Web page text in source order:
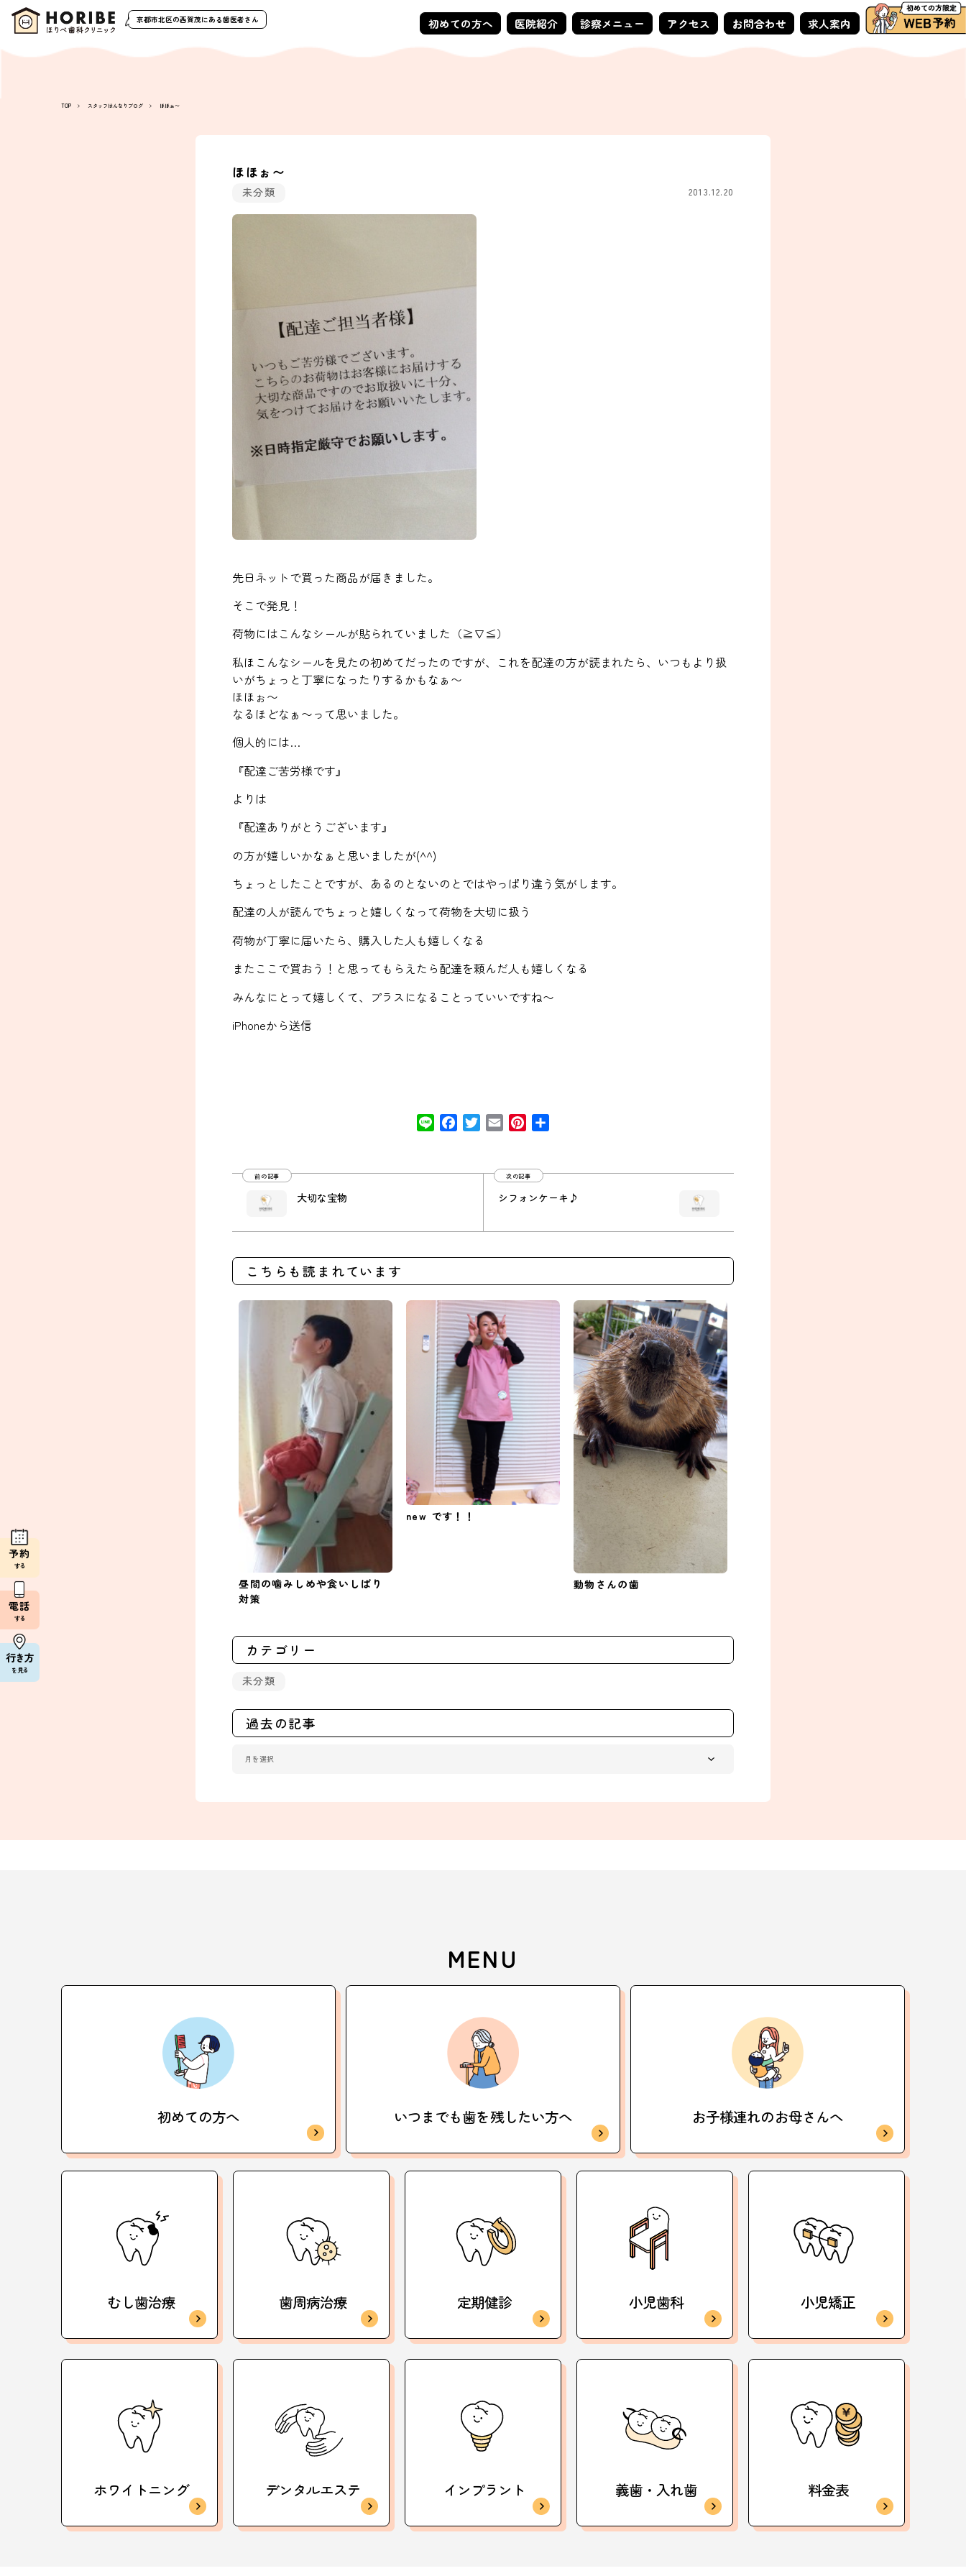
京都市北区の西賀茂にある歯医者さん 初めての方へ 医院紹介 診察メニュー アクセス お問合わせ 求人案内
TOP スタッフはんなりブログ ほほぉ〜
ほほぉ〜
未分類 2013.12.20
先日ネットで買った商品が届きました。
そこで発見！
荷物にはこんなシールが貼られていました（≧∇≦）
私ほこんなシールを見たの初めてだったのですが、これを配達の方が読まれたら、いつもより扱
いがちょっと丁寧になったりするかもなぁ〜
ほほぉ〜
なるほどなぁ〜って思いました。
個人的には…
『配達ご苦労様です』
よりは
『配達ありがとうございます』
の方が嬉しいかなぁと思いましたが(^^)
ちょっとしたことですが、あるのとないのとではやっぱり違う気がします。
配達の人が読んでちょっと嬉しくなって荷物を大切に扱う
荷物が丁寧に届いたら、購入した人も嬉しくなる
またここで買おう！と思ってもらえたら配達を頼んだ人も嬉しくなる
みんなにとって嬉しくて、プラスになることっていいですね〜
iPhoneから送信
Line FacebookTwitter
Email Pinterest
前の記事
大切な宝物
次の記事
シフォンケーキ♪
こちらも読まれています
昼間の噛みしめや食いしばり
対策
new です！！
動物さんの歯
カテゴリー
未分類
過去の記事
MENU
初めての方へ いつまでも歯を残したい方へ お子様連れのお母さんへ
むし歯治療 歯周病治療 定期健診 小児歯科 小児矯正
ホワイトニング デンタルエステ インプラント 義歯・入れ歯 料金表
予約
する
電話
する
行き方
を見る